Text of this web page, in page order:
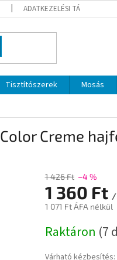
ADATKEZELÉSI TÁJÉKOZTATÓ
Tisztítószerek Mosás
Creme
1 426 Ft –4 %
1 360 Ft /
1 071 Ft ÁFA nélkül
Raktáron (7
Várható kézbesítés: